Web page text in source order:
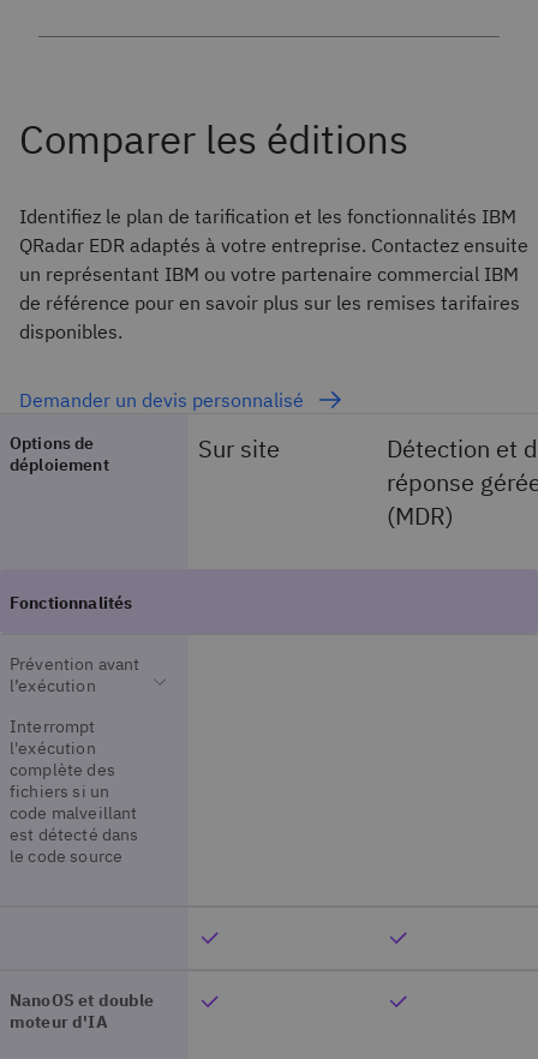
Identifiez le plan de tarification et les fonctionnalités IBM
QRadar EDR adaptés à votre entreprise. Contactez ensuite
un représentant IBM ou votre partenaire commercial IBM
de référence pour en savoir plus sur les remises tarifaires
disponibles.
Demander un devis personnalisé
Options de
déploiement
Sur site
Détection et
réponse
(MDR)
Prévention avant
l’exécution
Interrompt
l'exécution
complète des
fichiers si un
code malveillant
est détecté dans
le code source
NanoOS et double
moteur d'IA